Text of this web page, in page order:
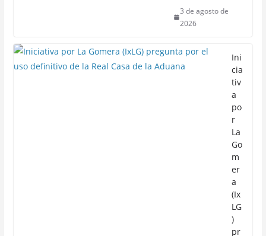
3 de agosto de
2026
Ini
cia
tiv
a
po
r
La
Go
m
er
a
(Ix
LG
)
pr